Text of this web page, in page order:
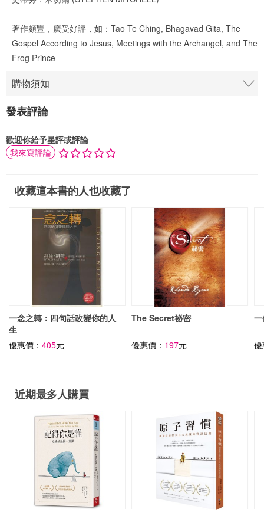
著作頗豐，廣受好評，如：Tao Te Ching, Bhagavad Gita, The
Gospel According to Jesus, Meetings with the Archangel, and The
Frog Prince
購物須知
發表評論
歡迎你給予星評或評論
我來寫評論
收藏這本書的人也收藏了
一念之轉：四句話改變你的人
生
優惠價： 405元
The Secret祕密
優惠價： 197元
近期最多人購買